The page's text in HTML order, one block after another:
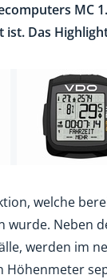
MC
Das
welche
wurde. Neben
werden im
Höhenmeter